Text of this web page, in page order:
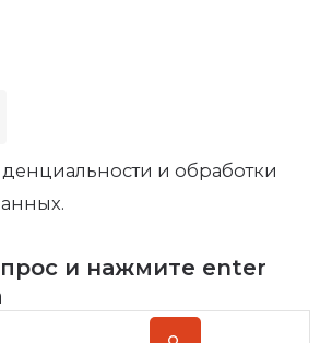
и обработки
и нажмите enter